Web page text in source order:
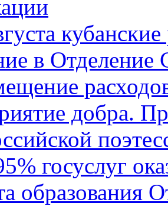
в
добра.
госуслуг
образования